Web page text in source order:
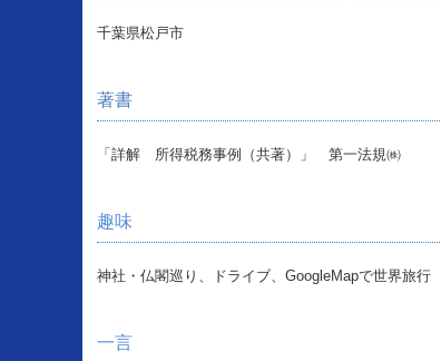
千葉県松戸市
著書
「詳解 所得税務事例（共著）」 第一法規㈱
趣味
神社・仏閣巡り、ドライブ、GoogleMapで世界旅行
一言